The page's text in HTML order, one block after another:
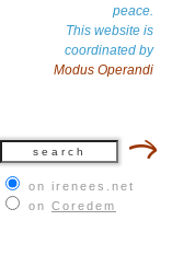
peace.
This website is
coordinated by
Modus Operandi
on irenees.net
on Coredem